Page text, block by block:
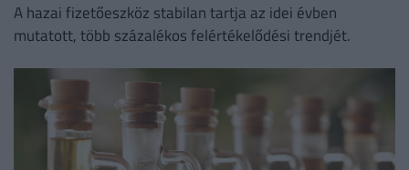
A hazai fizetőeszköz stabilan tartja az idei évben
mutatott, több százalékos felértékelődési trendjét.